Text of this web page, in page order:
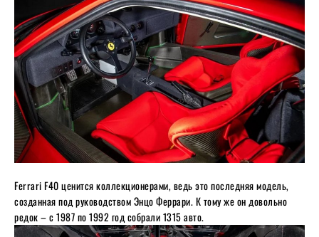
Ferrari F40 ценится коллекционерами, ведь это последняя модель,
созданная под руководством Энцо Феррари. К тому же он довольно
редок – с 1987 по 1992 год собрали 1315 авто.